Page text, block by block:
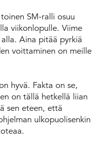
SM-ralli osuu
viikonlopulle. Viime
Aina pitää pyrkiä
voittaminen on meille
hyvä. Fakta on se,
on tällä hetkellä liian
sen eteen, että
ulkopuolisenkin